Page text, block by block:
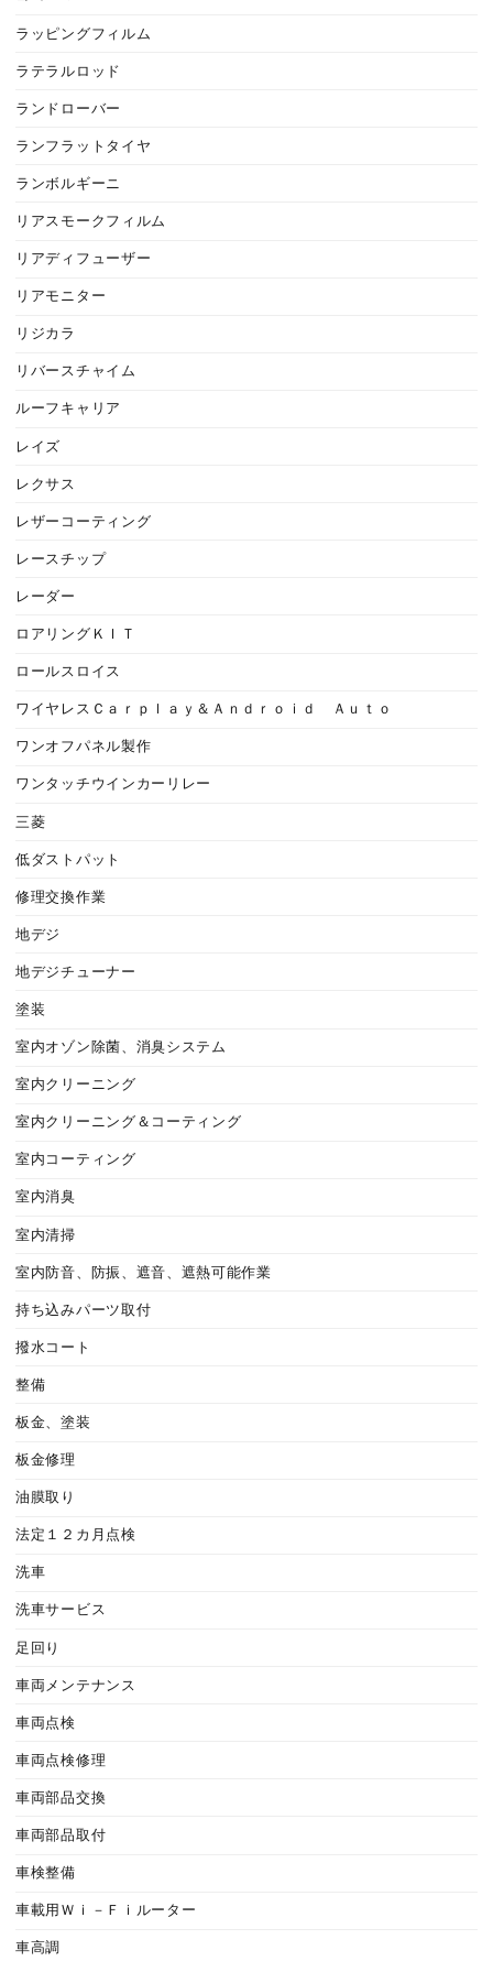
ラッピングフィルム
ラテラルロッド
ランドローバー
ランフラットタイヤ
ランボルギーニ
リアスモークフィルム
リアディフューザー
リアモニター
リジカラ
リバースチャイム
ルーフキャリア
レイズ
レクサス
レザーコーティング
レースチップ
レーダー
ロアリングＫＩＴ
ロールスロイス
ワイヤレスＣａｒｐｌａｙ＆Ａｎｄｒｏｉｄ Ａｕｔｏ
ワンオフパネル製作
ワンタッチウインカーリレー
三菱
低ダストパット
修理交換作業
地デジ
地デジチューナー
塗装
室内オゾン除菌、消臭システム
室内クリーニング
室内クリーニング＆コーティング
室内コーティング
室内消臭
室内清掃
室内防音、防振、遮音、遮熱可能作業
持ち込みパーツ取付
撥水コート
整備
板金、塗装
板金修理
油膜取り
法定１２カ月点検
洗車
洗車サービス
足回り
車両メンテナンス
車両点検
車両点検修理
車両部品交換
車両部品取付
車検整備
車載用Ｗｉ－Ｆｉルーター
車高調